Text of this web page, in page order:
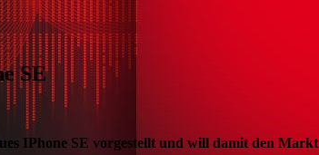
SE
IPhone SE vorgestellt und will damit den